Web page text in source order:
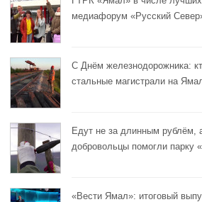
медиафорум «Русский
С Днём железнодорожника:
стальные магистрали на
Едут не за длинным рублём,
добровольцы помогли парку
«Вести Ямал»: итоговый